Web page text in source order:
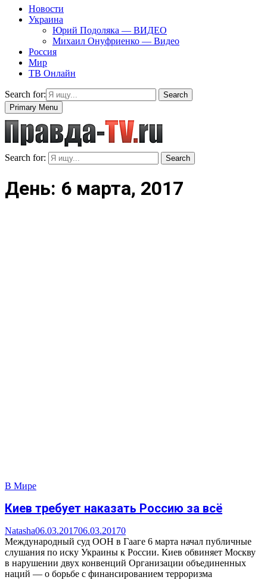
Новости
Украина
Юрий Подоляка — ВИДЕО
Михаил Онуфриенко — Видео
Россия
Мир
ТВ Онлайн
Search for:
Search
Primary Menu
Search for: Search
День: 6 марта, 2017
В Мире
Киев требует наказать Россию за всё
Natasha06.03.201706.03.20170
Международный суд ООН в Гааге 6 марта начал публичные
слушания по иску Украины к России. Киев обвиняет Москву
в нарушении двух конвенций Организации объединенных
наций — о борьбе с финансированием терроризма